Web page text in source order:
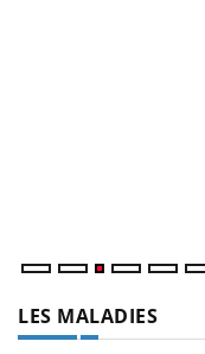
LES MALADIES